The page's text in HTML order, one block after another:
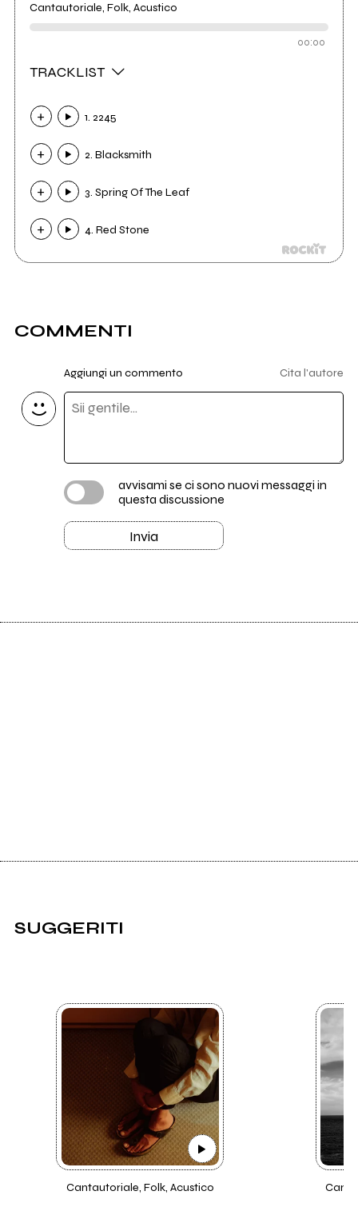
Cantautoriale, Folk, Acustico
00:00
TRACKLIST
1. 2245
2. Blacksmith
3. Spring Of The Leaf
4. Red Stone
COMMENTI
Aggiungi un commento Cita l'autore
avvisami se ci sono nuovi messaggi in
questa discussione
Invia
SUGGERITI
Cantautoriale, Folk, Acustico